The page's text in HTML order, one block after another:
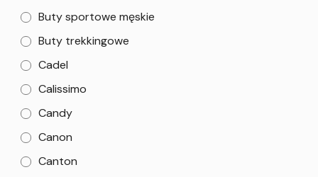
Buty sportowe męskie
Buty trekkingowe
Cadel
Calissimo
Candy
Canon
Canton